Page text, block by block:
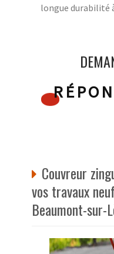
longue durabilité
Couvreur
vos travaux
Beaumont-sur-